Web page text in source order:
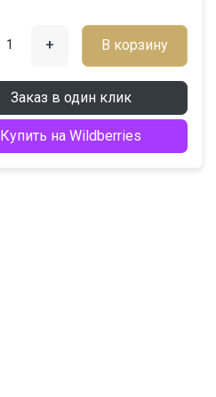
+ В корзину
Заказ в один клик
Купить на Wildberries